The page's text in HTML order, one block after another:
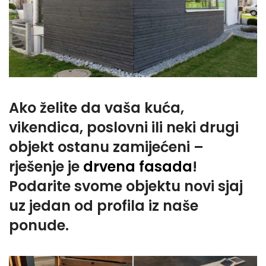
Ako želite da vaša kuća,
vikendica, poslovni ili neki drugi
objekt ostanu zamijećeni –
rješenje je drvena fasada!
Podarite svome objektu novi sjaj
uz jedan od profila iz naše
ponude.